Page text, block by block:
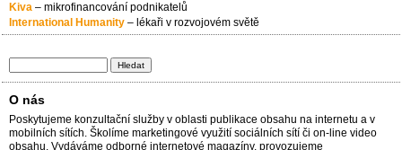
Kiva – mikrofinancování podnikatelů
International Humanity – lékaři v rozvojovém světě
O nás
Poskytujeme konzultační služby v oblasti publikace obsahu na internetu a v
mobilních sítích. Školíme marketingové využití sociálních sítí či on-line video
obsahu. Vydáváme odborné internetové magazíny, provozujeme